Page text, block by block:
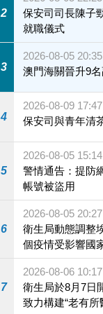
2
保安司司長陳子
就職儀式
3
2026-08-05 20:35
澳門海關晉升9
4
2026-08-09 17:47
5
2026-08-05 15:14
警情通告：提防
帳號被盜用
6
2026-08-05 20:27
衛生局動態調整
個疫情受影響國
施
7
2026-08-06 10:17
衛生局於8月7日
致力構建“老有所